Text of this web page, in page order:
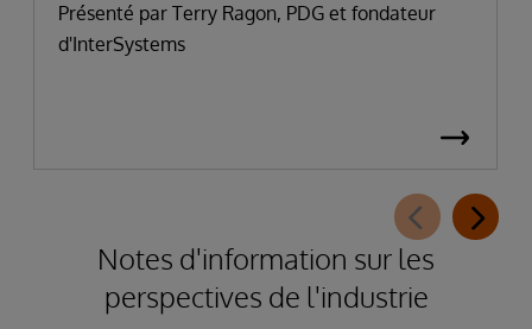
Présenté par Terry Ragon, PDG et fondateur
d'InterSystems
Notes d'information sur les
perspectives de l'industrie